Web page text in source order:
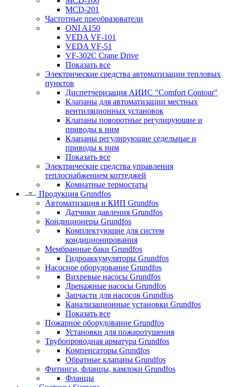
MCD-201
Частотные преобразователи
ONI A150
VEDA VF-101
VEDA VF-51
VF-302C Crane Drive
Показать все
Электрические средства автоматизации тепловых
пунктов
Диспетчеризация АИИС "Comfort Contour"
Клапаны для автоматизации местных
вентиляционных установок
Клапаны поворотные регулирующие и
приводы к ним
Клапаны регулирующие седельные и
приводы к ним
Показать все
Электрические средства управления
теплоснабжением коттеджей
Комнатные термостаты
Продукция Grundfos
Автоматизация и КИП Grundfos
Датчики давления Grundfos
Кондиционеры Grundfos
Комплектующие для систем
кондиционирования
Мембранные баки Grundfos
Гидроаккумуляторы Grundfos
Насосное оборудование Grundfos
Вихревые насосы Grundfos
Дренажные насосы Grundfos
Запчасти для насосов Grundfos
Канализационные установки Grundfos
Показать все
Пожарное оборудование Grundfos
Установки для пожаротушения
Трубопроводная арматура Grundfos
Компенсаторы Grundfos
Обратные клапаны Grundfos
Фитинги, фланцы, камлоки Grundfos
Фланцы